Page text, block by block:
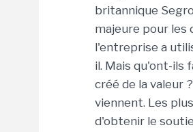
britannique
majeure pour les
l'entreprise a
il. Mais qu'ont-ils
créé de la valeur
viennent. Les
d'obtenir le